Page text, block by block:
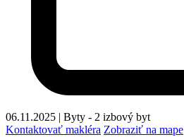
06.11.2025 | Byty - 2 izbový byt
Kontaktovať makléra Zobraziť na mape